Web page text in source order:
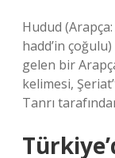
Hudud (Arapça: حدود Ḥudūd, ayrıca hadud, hudood;
hadd’in çoğulu)
gelen bir
kelimesi,
Tanrı